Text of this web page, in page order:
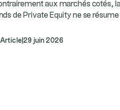
aux marchés cotés,
de Private Equity ne se résume
Article 29 juin 2026